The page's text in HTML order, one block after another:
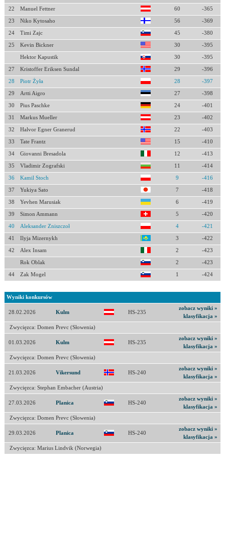
22 Manuel Fettner 60 -365
23 Niko Kytosaho 56 -369
24 Timi Zajc 45 -380
25 Kevin Bickner 30 -395
Hektor Kapustik 30 -395
27 Kristoffer Eriksen Sundal 29 -396
28 Piotr Żyła 28 -397
29 Artti Aigro 27 -398
30 Pius Paschke 24 -401
31 Markus Mueller 23 -402
32 Halvor Egner Granerud 22 -403
33 Tate Frantz 15 -410
34 Giovanni Bresadola 12 -413
35 Vladimir Zografski 11 -414
36 Kamil Stoch 9 -416
37 Yukiya Sato 7 -418
38 Yevhen Marusiak 6 -419
39 Simon Ammann 5 -420
40 Aleksander Zniszczoł 4 -421
41 Ilyja Mizernykh 3 -422
42 Alex Insam 2 -423
Rok Oblak 2 -423
44 Zak Mogel 1 -424
Wyniki konkursów
28.02.2026 Kulm HS-235
zobacz wyniki »
klasyfikacja »
Zwycięzca: Domen Prevc (Słowenia)
01.03.2026 Kulm HS-235
zobacz wyniki »
klasyfikacja »
Zwycięzca: Domen Prevc (Słowenia)
21.03.2026 Vikersund HS-240
zobacz wyniki »
klasyfikacja »
Zwycięzca: Stephan Embacher (Austria)
27.03.2026 Planica HS-240
zobacz wyniki »
klasyfikacja »
Zwycięzca: Domen Prevc (Słowenia)
29.03.2026 Planica HS-240
zobacz wyniki »
klasyfikacja »
Zwycięzca: Marius Lindvik (Norwegia)